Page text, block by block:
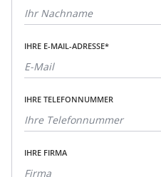
IHRE E-MAIL-ADRESSE*
IHRE TELEFONNUMMER
IHRE FIRMA